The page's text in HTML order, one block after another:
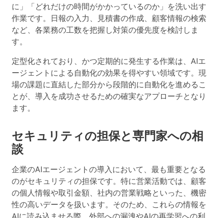
に」「どれだけの時間がかかっているのか」を洗い出す
作業です。日報の入力、見積書の作成、顧客情報の検索
など、各業務の工数を把握し対策の優先度を検討しま
す。
定型化されており、かつ定期的に発生する作業は、AIエ
ージェントによる自動化の効果を得やすい領域です。現
場の課題に直結した部分から段階的に自動化を進めるこ
とが、導入を成功させるための確実なアプローチとなり
ます。
セキュリティの担保と専門家への相
談
企業のAIエージェントの導入において、最も重要となる
のがセキュリティの担保です。特に営業活動では、顧客
の個人情報や取引金額、社内の営業戦略といった、機密
性の高いデータを扱います。そのため、これらの情報を
AIに読み込ませる際、外部への漏洩やAIの再学習への利